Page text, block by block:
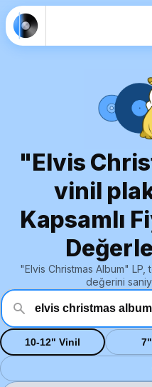
"Elvis
vinil
Kapsamlı
"Elvis Christmas Album"
değerini
10-12" Vinil